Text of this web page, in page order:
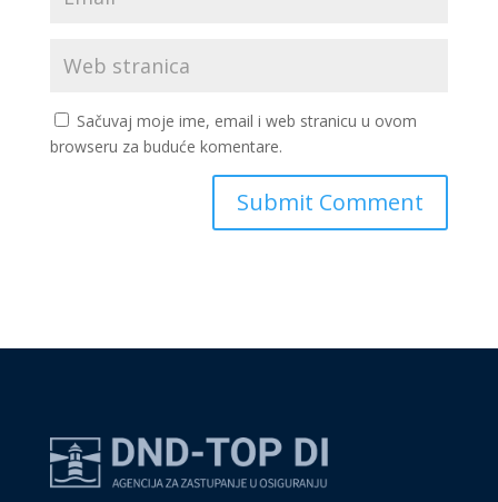
Sačuvaj moje ime, email i web stranicu u ovom
browseru za buduće komentare.